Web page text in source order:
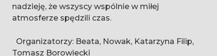
nadzieję, że wszyscy wspólnie w miłej
atmosferze spędzili czas.
Organizatorzy: Beata, Nowak, Katarzyna Filip,
Tomasz Borowiecki